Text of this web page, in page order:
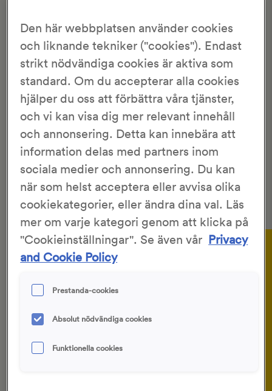
GLUTENFRIA TEFFRALLOR
Maria Blohm
8st frallor
45 min
11 tim 40 min
Teff är ett grässlag som är naturligt glutenfritt och väldigt
gott. De här frallorna är både mjuka och smakrika. Du
kommer att älska dem, vare sig du har celiaki eller inte!
4.33/5
Gör så här:
ut jästen i det. Väg sedan upp alla
med en elvisp, till en slät smet.
Den här webbplatsen använder cookies
och liknande tekniker ("cookies"). Endast
strikt nödvändiga cookies är aktiva som
standard. Om du accepterar alla cookies
hjälper du oss att förbättra våra tjänster,
och vi kan visa dig mer relevant innehåll
och annonsering. Detta kan innebära att
information delas med partners inom
sociala medier och annonsering. Du kan
när som helst acceptera eller avvisa olika
cookiekategorier, eller ändra dina val. Läs
mer om varje kategori genom att klicka på
"Cookieinställningar". Se även vår Privacy
and Cookie Policy
Prestanda-cookies
Absolut nödvändiga cookies
Funktionella cookies